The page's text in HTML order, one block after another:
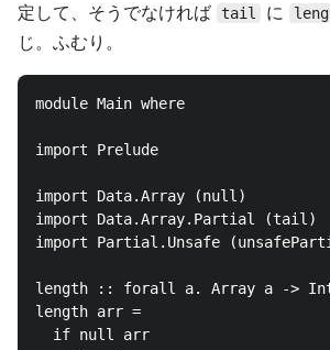
定して、そうでなければ
tail に
じ。ふむり。
module Main where
import Prelude
import Data.Array (null)
import Data.Array.Partial (tail)
import Partial.Unsafe
length :: forall a. Array a ->
length arr =
  if null arr